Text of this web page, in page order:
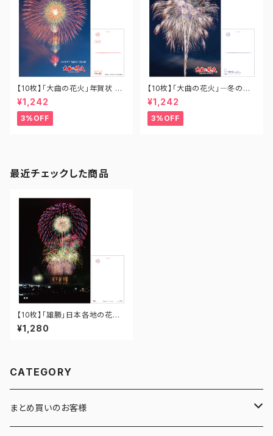
【10枚】「大曲の花火」年賀状 P
O-OH-029
¥1,242
3%OFF
【10枚】「大曲の花火」―冬の章
― 新作花火コレクション ポスト
カード PO-SH-007
¥1,242
3%OFF
最近チェックした商品
【10枚】「雄勝」日本各地の花火
¥1,280
CATEGORY
まとめ買いのお客様